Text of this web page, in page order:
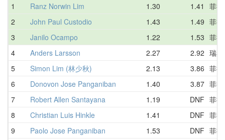
1
Ranz Norwin Lim 1.30 1.41
菲
2
John Paul Custodio 1.43 1.49 菲
3
Janilo Ocampo 1.22 1.53 菲
4
Anders Larsson 2.27 2.92 瑞典
5
Simon Lim (林少秋) 2.13 3.86 菲
6
Donovon Jose Panganiban 1.40 3.87 菲
7
Robert Allen Santayana 1.19 DNF 菲
8
Christian Luis Hinkle 1.41 DNF 菲
9
Paolo Jose Panganiban 1.53 DNF 菲